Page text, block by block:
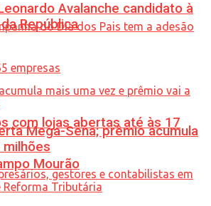
com lojas abertas até às 17
Mourão
Avalanche candidato à
República
Mega-Sena; prêmio acumula
milhões